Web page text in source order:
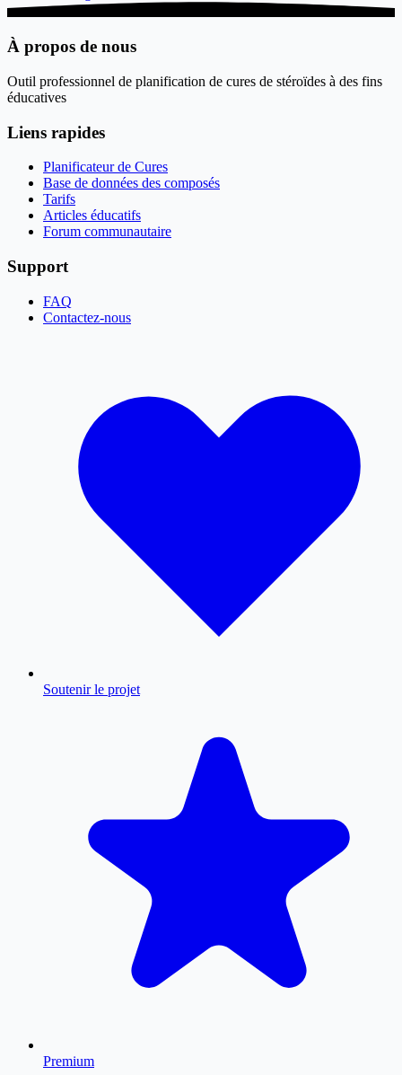
À propos de nous
Outil professionnel de planification de cures de stéroïdes à des fins
éducatives
Liens rapides
Planificateur de Cures
Base de données des composés
Tarifs
Articles éducatifs
Forum communautaire
Support
FAQ
Contactez-nous
Soutenir le projet
Premium